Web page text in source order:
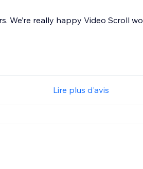
We’re really happy Video Scroll
Lire plus d'avis